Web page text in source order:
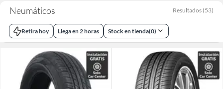
Neumáticos Resultados (53)
Retira hoy Llega en 2 horas Stock en tienda(0)